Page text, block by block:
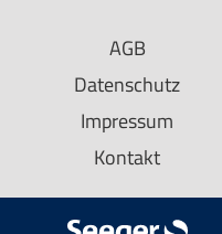
AGB
Datenschutz
Impressum
Kontakt